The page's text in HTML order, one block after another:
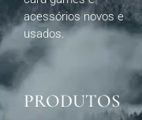
acessórios novos e
usados.
PRODUTOS